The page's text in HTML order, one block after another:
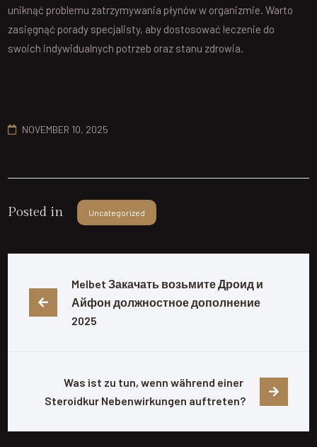
uniknąć problemu zatrzymywania płynów w organizmie. Warto
zasięgnąć porady specjalisty, aby dostosować leczenie do
swoich indywidualnych potrzeb oraz stanu zdrowia.
NOVEMBER 10, 2025
Posted in Uncategorized
Melbet Закачать возьмите Дроид и
Айфон должностное дополнение
2025
Was ist zu tun, wenn während einer
Steroidkur Nebenwirkungen auftreten?